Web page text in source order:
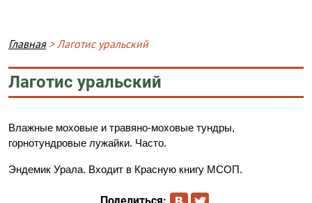
Строка навигации
Главная Лаготис уральский
Лаготис уральский
Влажные моховые и травяно-моховые тундры,
горнотундровые лужайки. Часто.
Эндемик Урала. Входит в Красную книгу МСОП.